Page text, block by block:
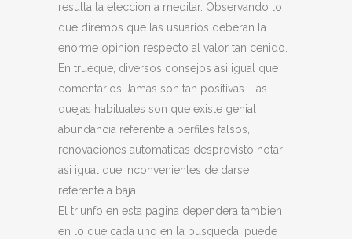
resulta la eleccion a meditar. Observando lo
que diremos que las usuarios deberan la
enorme opinion respecto al valor tan cenido.
En trueque, diversos consejos asi igual que
comentarios Jamas son tan positivas. Las
quejas habituales son que existe genial
abundancia referente a perfiles falsos,
renovaciones automaticas desprovisto notar
asi igual que inconvenientes de darse
referente a baja.
El triunfo en esta pagina dependera tambien
en lo que cada uno en la busqueda, puede